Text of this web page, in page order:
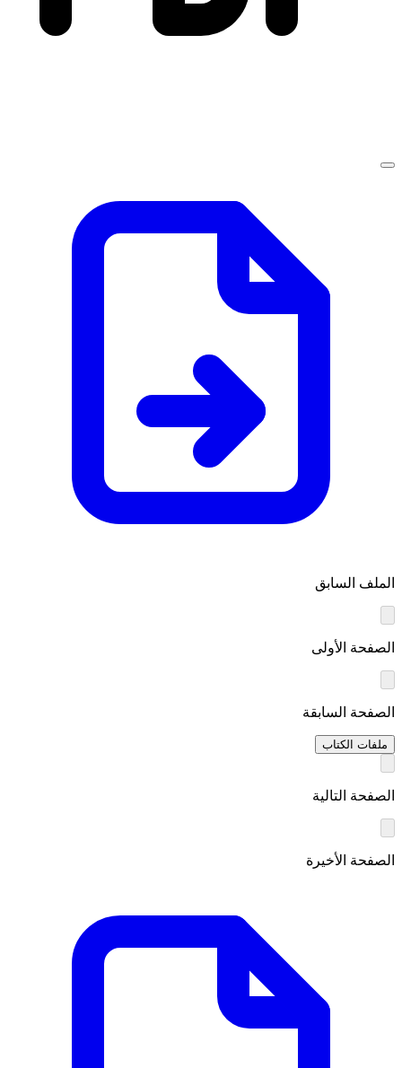
الملف السابق
الصفحة الأولى
الصفحة السابقة
ملفات الكتاب
الصفحة التالية
الصفحة الأخيرة